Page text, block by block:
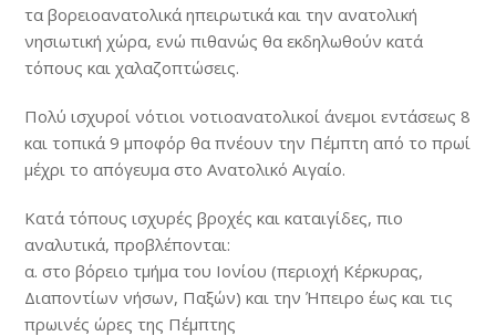
τα βορειοανατολικά ηπειρωτικά και την ανατολική
νησιωτική χώρα, ενώ πιθανώς θα εκδηλωθούν κατά
τόπους και χαλαζοπτώσεις.
Πολύ ισχυροί νότιοι νοτιοανατολικοί άνεμοι εντάσεως 8
και τοπικά 9 μποφόρ θα πνέουν την Πέμπτη από το πρωί
μέχρι το απόγευμα στο Ανατολικό Αιγαίο.
Κατά τόπους ισχυρές βροχές και καταιγίδες, πιο
αναλυτικά, προβλέπονται:
α. στο βόρειο τμήμα του Ιονίου (περιοχή Κέρκυρας,
Διαποντίων νήσων, Παξών) και την Ήπειρο έως και τις
πρωινές ώρες της Πέμπτης